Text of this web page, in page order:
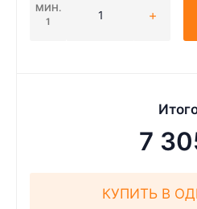
МИН.
1
7
КУПИТЬ В